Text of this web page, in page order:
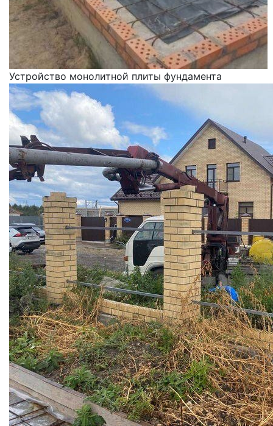
Устройство монолитной плиты фундамента